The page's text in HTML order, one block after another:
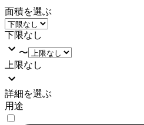
面積を選ぶ
下限なし
〜
上限なし
詳細を選ぶ
用途